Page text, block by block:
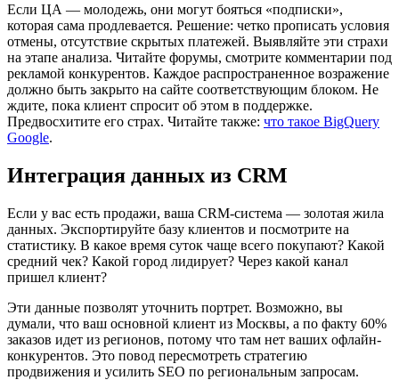
Если ЦА — молодежь, они могут бояться «подписки»,
которая сама продлевается. Решение: четко прописать условия
отмены, отсутствие скрытых платежей. Выявляйте эти страхи
на этапе анализа. Читайте форумы, смотрите комментарии под
рекламой конкурентов. Каждое распространенное возражение
должно быть закрыто на сайте соответствующим блоком. Не
ждите, пока клиент спросит об этом в поддержке.
Предвосхитите его страх. Читайте также: что такое BigQuery
Google.
Интеграция данных из CRM
Если у вас есть продажи, ваша CRM-система — золотая жила
данных. Экспортируйте базу клиентов и посмотрите на
статистику. В какое время суток чаще всего покупают? Какой
средний чек? Какой город лидирует? Через какой канал
пришел клиент?
Эти данные позволят уточнить портрет. Возможно, вы
думали, что ваш основной клиент из Москвы, а по факту 60%
заказов идет из регионов, потому что там нет ваших офлайн-
конкурентов. Это повод пересмотреть стратегию
продвижения и усилить SEO по региональным запросам.